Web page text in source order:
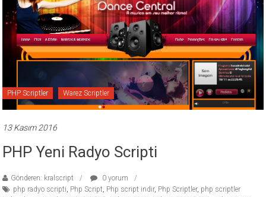
PHP Scriptler Warez Scriptler
13 Kasım 2016
PHP Yeni Radyo Scripti
Gönderen: kralscript
0 yorum
php radyo scripti Php Script Php script indir, Php Scriptler, php scriptler